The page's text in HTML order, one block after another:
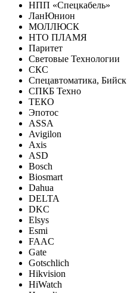
НПП «Спецкабель»
ЛанЮнион
МОЛЛЮСК
НТО ПЛАМЯ
Паритет
Световые Технологии
СКС
Спецавтоматика, Бийск
СПКБ Техно
ТЕКО
Эпотос
ASSA
Avigilon
Axis
ASD
Bosch
Biosmart
Dahua
DELTA
DKC
Elsys
Esmi
FAAC
Gate
Gotschlich
Hikvision
HiWatch